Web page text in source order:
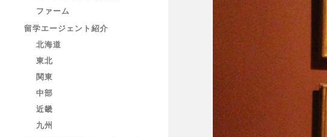
ファーム
留学エージェント紹介
北海道
東北
関東
中部
近畿
九州